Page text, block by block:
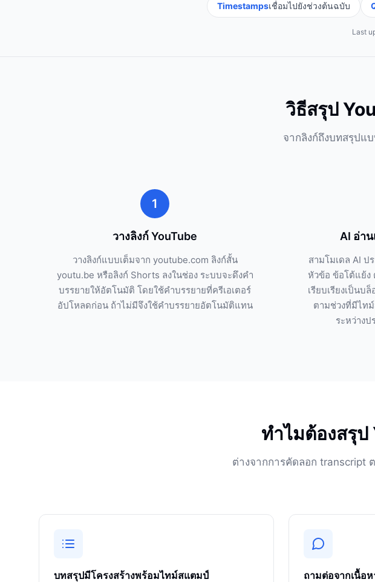
Timestampsเชื่อมไปยังช่วงต้นฉบับ
Last
วิธีสรุป
จากลิงก์ถึงบทสรุปแ
1
วางลิงก์ YouTube
วางลิงก์แบบเต็มจาก youtube.com ลิงก์สั้น
youtu.be หรือลิงก์ Shorts ลงในช่อง ระบบจะดึงคำ
บรรยายให้อัตโนมัติ โดยใช้คำบรรยายที่ครีเอเตอร์
อัปโหลดก่อน ถ้าไม่มีจึงใช้คำบรรยายอัตโนมัติแทน
AI อ่า
สามโมเดล AI ป
หัวข้อ ข้อโต้แย้ง
เรียบเรียงเป็น
ตามช่วงที่มีไท
ระหว่างป
ทำไมต้องสรุป
ต่างจากการคัดลอก transcript
บทสรุปมีโครงสร้างพร้อมไทม์สแตมป์ ถามต่อจากเนื้อห